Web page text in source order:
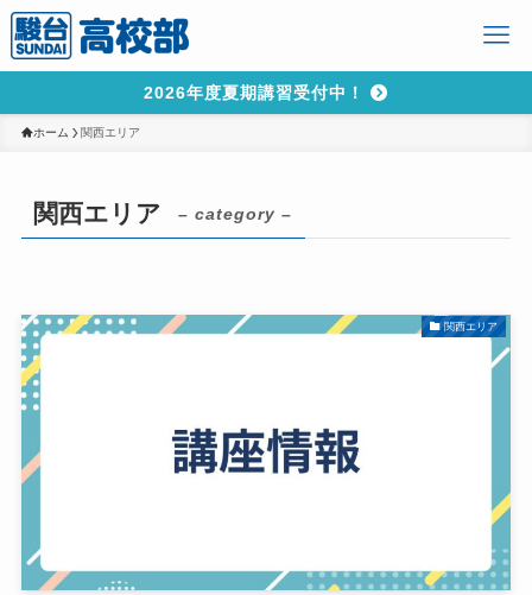
2026年度夏期講習受付中！
ホーム 関西エリア
関西エリア – category –
関西エリア